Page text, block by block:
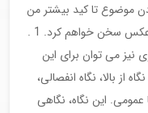
موضوع تا کید بیشتر من
بر عکس خواهد بود و از تعامل دیداری در عکس سخن خواهم کرد. 1 .
نیز می توان برای این
از بالا، نگاه انفصالی،
عمومی. این نگاه، نگاهی